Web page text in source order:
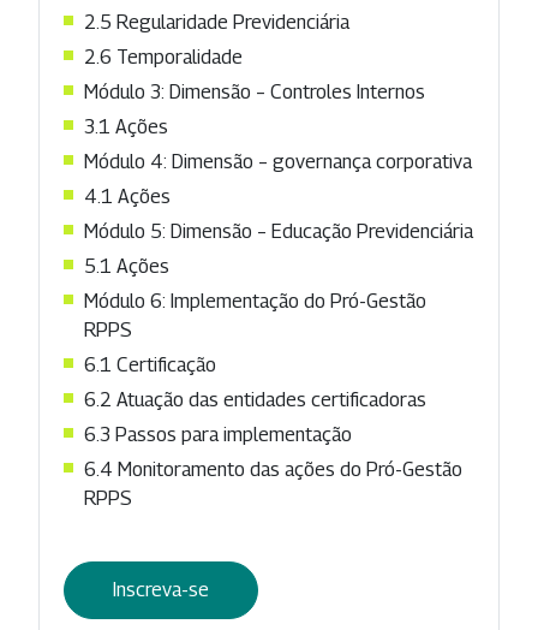
2.5 Regularidade Previdenciária
2.6 Temporalidade
Módulo 3: Dimensão – Controles Internos
3.1 Ações
Módulo 4: Dimensão – governança corporativa
4.1 Ações
Módulo 5: Dimensão – Educação Previdenciária
5.1 Ações
Módulo 6: Implementação do Pró-Gestão
RPPS
6.1 Certificação
6.2 Atuação das entidades certificadoras
6.3 Passos para implementação
6.4 Monitoramento das ações do Pró-Gestão
RPPS
Inscreva-se